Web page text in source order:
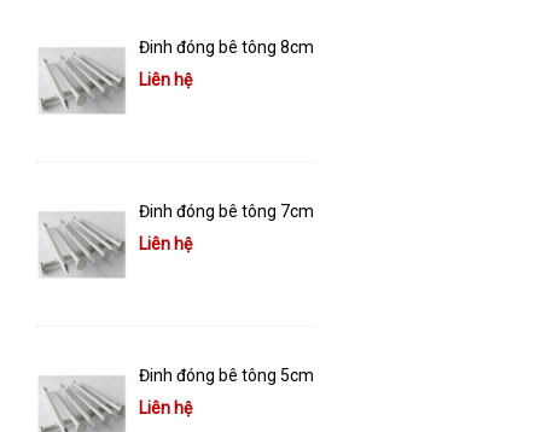
Đinh đóng bê tông 8cm
Liên hệ
Đinh đóng bê tông 7cm
Liên hệ
Đinh đóng bê tông 5cm
Liên hệ